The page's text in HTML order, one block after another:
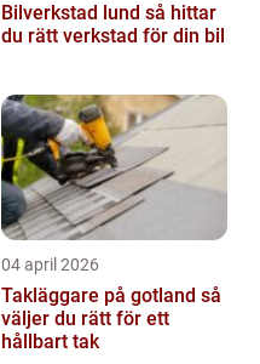
Bilverkstad lund så hittar
du rätt verkstad för din bil
04 april 2026
Takläggare på gotland så
väljer du rätt för ett
hållbart tak